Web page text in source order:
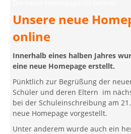
Unsere neue
online
Innerhalb eines halben Jahres
eine neue Homepage erstellt.
Pünktlich zur Begrüßung der
Schüler und deren Eltern im
bei der Schuleinschreibung am
neue Homepage vorgestellt.
Unter anderem wurde auch ein